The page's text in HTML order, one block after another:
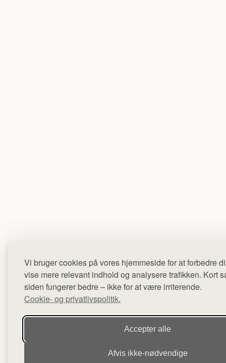
Vi bruger cookies på vores hjemmeside for at forbedre
vise mere relevant indhold og analysere trafikken. Kort
siden fungerer bedre – ikke for at være irriterende.
Cookie- og privatlivspolitik.
Accepter alle
Afvis ikke‑nødvendige